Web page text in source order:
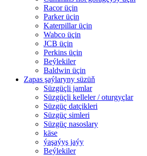
Racor üçin
Parker üçin
Katerpillar üçin
Wabco üçin
JCB üçin
Perkins üçin
Beýlekiler
Baldwin üçin
Zapas şaýlaryny süzüň
Süzgüçli jamlar
Süzgüçli kelleler / oturgyçlar
Süzgüç datçikleri
Süzgüç simleri
Süzgüç nasoslary
käse
ýaşaýyş jaýy
Beýlekiler